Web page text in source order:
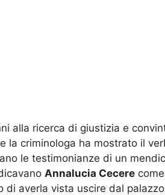
alla ricerca di giustizia e
la criminologa ha mostrato il
le testimonianze di un
Annalucia Cecere
averla vista uscire dal